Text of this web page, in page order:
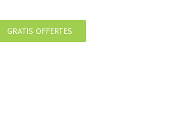
GRATIS OFFERTES